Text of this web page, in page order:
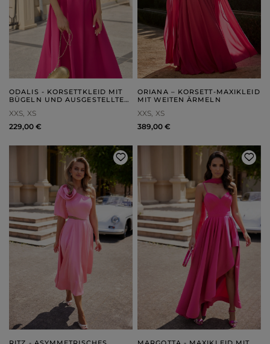
ODALIS - KORSETTKLEID MIT
BÜGELN UND AUSGESTELLTEM
XXS XS
229,00 €
ORIANA – KORSETT-MAXIKLEID
MIT WEITEN ÄRMELN
XXS XS
389,00 €